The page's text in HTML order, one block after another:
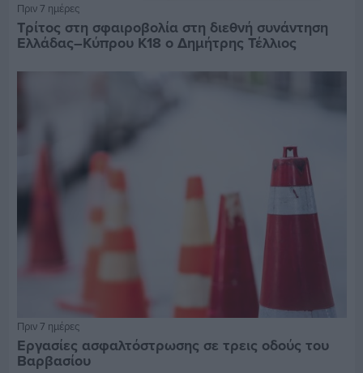
Πριν 7 ημέρες
Τρίτος στη σφαιροβολία στη διεθνή συνάντηση
Ελλάδας–Κύπρου Κ18 ο Δημήτρης Τέλλιος
Πριν 7 ημέρες
Εργασίες ασφαλτόστρωσης σε τρεις οδούς του
Βαρβασίου